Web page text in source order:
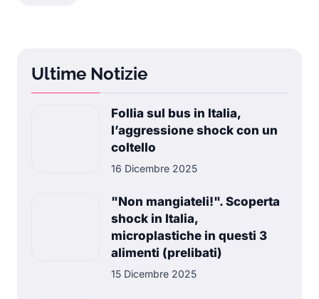
Ultime Notizie
Follia sul bus in Italia,
l’aggressione shock con un
coltello
16 Dicembre 2025
"Non mangiateli!". Scoperta
shock in Italia,
microplastiche in questi 3
alimenti (prelibati)
15 Dicembre 2025